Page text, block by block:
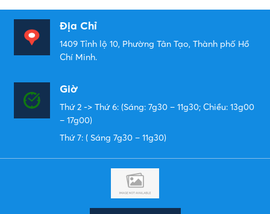
Địa Chỉ
1409 Tỉnh lộ 10, Phường Tân Tạo, Thành phố Hồ
Chí Minh.
Giờ
Thứ 2 -> Thứ 6: (Sáng: 7g30 – 11g30; Chiều: 13g00
– 17g00)
Thứ 7: ( Sáng 7g30 – 11g30)